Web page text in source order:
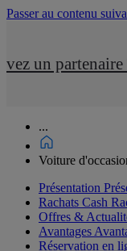
Passer au contenu
un
...
Voiture
Présentation
Rachats Cash
Offres &
Avantages
Réservation en